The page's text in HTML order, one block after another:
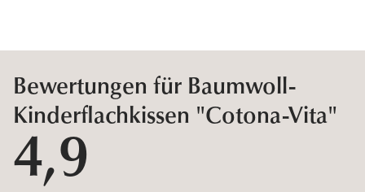
Bewertungen für Baumwoll-
Kinderflachkissen "Cotona-Vita"
4,9